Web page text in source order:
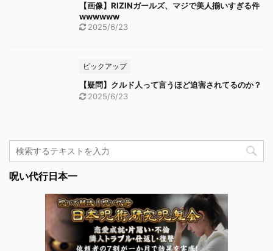
【画像】RIZINガールズ、マジで美人揃いすぎる件
wwwwww
2025/6/23
ピックアップ
【疑問】クルド人って言うほど迫害されてるのか？
2025/6/23
呪い代行日本一